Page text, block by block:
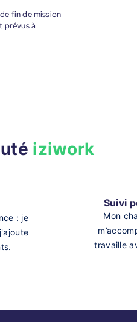
fin de mission
prévus à
iziwork
: je
Suivi
Mon
travaille